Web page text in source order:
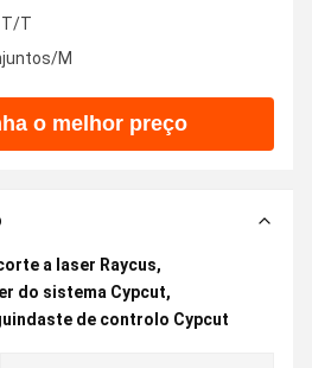
T/T
M
o melhor preço
a laser Raycus,
do sistema Cypcut,
de controlo Cypcut